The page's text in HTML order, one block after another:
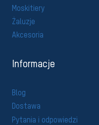
Moskitiery
Żaluzje
Akcesoria
Informacje
Blog
Dostawa
Pytania i odpowiedzi